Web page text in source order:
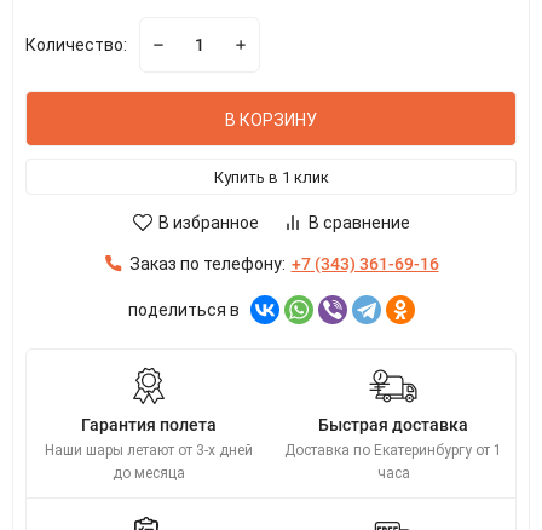
Количество:
В КОРЗИНУ
Купить в 1 клик
В избранное В сравнение
Заказ по телефону: +7 (343) 361-69-16
поделиться в
Гарантия полета
Наши шары летают от 3-х дней
до месяца
Быстрая доставка
Доставка по Екатеринбургу от 1
часа